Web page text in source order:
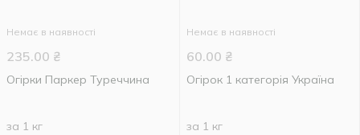
Немає в наявності
235.00 ₴
Огірки Паркер Туреччина
за 1 кг
Немає в наявності
60.00 ₴
Огірок 1 категорія Україна
за 1 кг